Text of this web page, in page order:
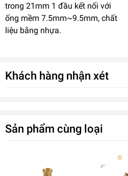
trong 21mm 1 đầu kết nối với
ống mềm 7.5mm~9.5mm, chất
liệu bằng nhựa.
Khách hàng nhận xét
Sản phẩm cùng loại